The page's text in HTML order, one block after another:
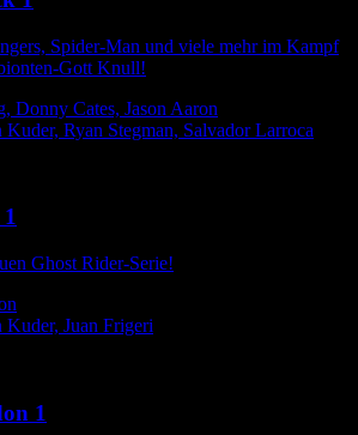
Spider-Man und viele mehr im Kampf
Gott Knull!
Donny Cates, Jason Aaron
Kuder, Ryan Stegman, Salvador Larroca
Ghost Rider-Serie!
Kuder, Juan Frigeri
1